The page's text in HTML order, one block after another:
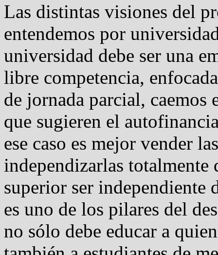
Las distintas visiones del
entendemos por
universidad debe ser una
libre competencia,
de jornada parcial, caemos
que sugieren el
ese caso es mejor vender
independizarlas totalmente
superior ser independiente
es uno de los pilares del
no sólo debe educar a